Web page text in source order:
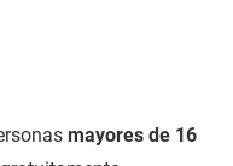
mayores de 16